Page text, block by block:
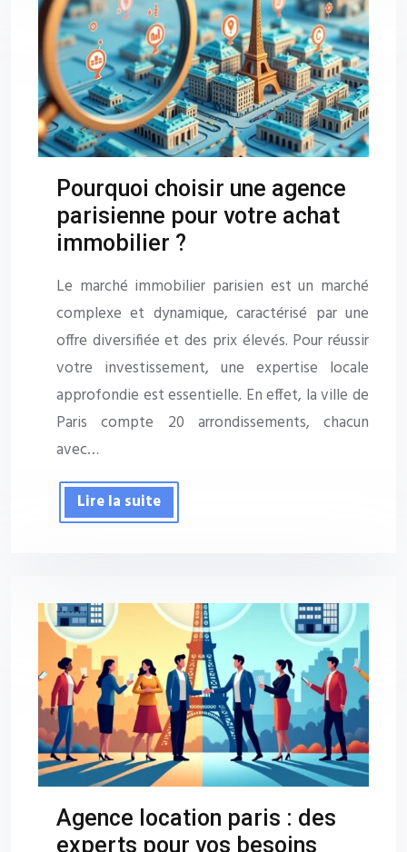
Pourquoi choisir une agence
parisienne pour votre achat
immobilier ?
Le marché immobilier parisien est un marché
complexe et dynamique, caractérisé par une
offre diversifiée et des prix élevés. Pour réussir
votre investissement, une expertise locale
approfondie est essentielle. En effet, la ville de
Paris compte 20 arrondissements, chacun
avec…
Lire la suite
Agence location paris : des
experts pour vos besoins